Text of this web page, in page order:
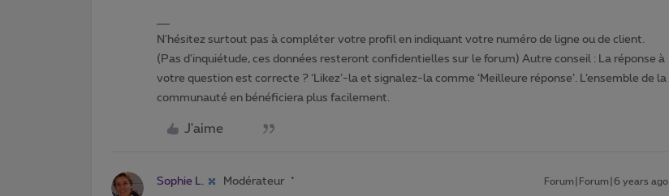
N'hésitez surtout pas à compléter votre profil en indiquant votre numéro de ligne ou de client.
(Pas d'inquiétude, ces données resteront confidentielles sur le forum) Autre conseil : La réponse à
votre question est correcte ? ‘Likez’-la et signalez-la comme ‘Meilleure réponse’. L’ensemble de la
communauté en bénéficiera plus facilement.
J'aime
Sophie L. Modérateur Forum|Forum|6 years ago